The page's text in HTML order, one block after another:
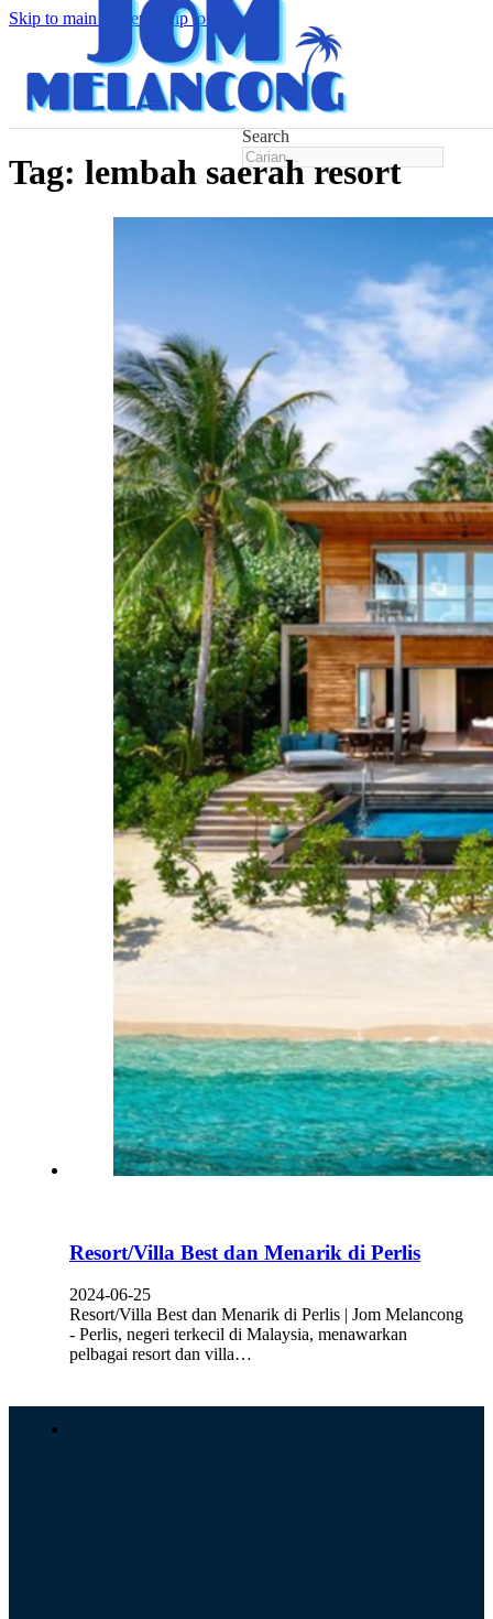
Skip to main content Skip to footer
Search
Tag: lembah saerah resort
Resort/Villa Best dan Menarik di Perlis
2024-06-25
Resort/Villa Best dan Menarik di Perlis | Jom Melancong
- Perlis, negeri terkecil di Malaysia, menawarkan
pelbagai resort dan villa…